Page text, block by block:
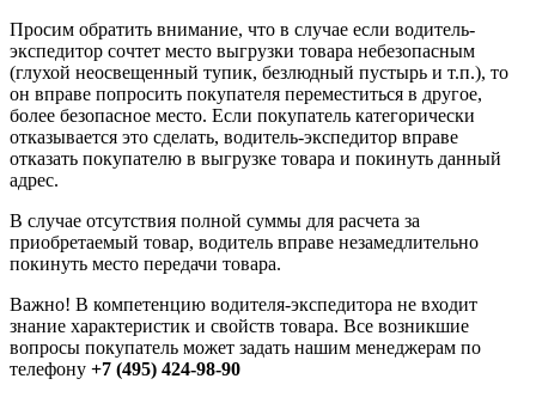
Просим обратить внимание, что в случае если водитель-
экспедитор сочтет место выгрузки товара небезопасным
(глухой неосвещенный тупик, безлюдный пустырь и т.п.), то
он вправе попросить покупателя переместиться в другое,
более безопасное место. Если покупатель категорически
отказывается это сделать, водитель-экспедитор вправе
отказать покупателю в выгрузке товара и покинуть данный
адрес.
В случае отсутствия полной суммы для расчета за
приобретаемый товар, водитель вправе незамедлительно
покинуть место передачи товара.
Важно! В компетенцию водителя-экспедитора не входит
знание характеристик и свойств товара. Все возникшие
вопросы покупатель может задать нашим менеджерам по
телефону +7 (495) 424-98-90